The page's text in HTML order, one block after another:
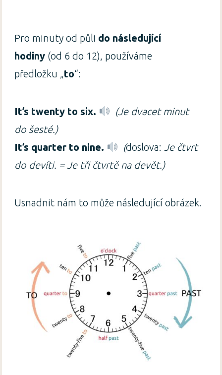
Pro minuty od půli do následující
hodiny (od 6 do 12), používáme
předložku „ to“:
It’s twenty to six.
(Je dvacet minut
do šesté.)
It’s quarter to nine.
(doslova: Je čtvrt
do devíti. = Je tři čtvrtě na devět.)
Usnadnit nám to může následující obrázek.